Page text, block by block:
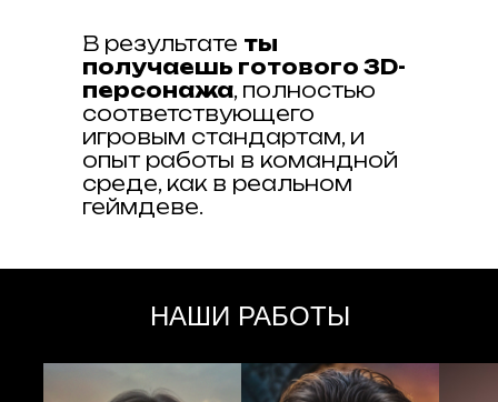
В результате ты
получаешь готового 3D-
персонажа, полностью
соответствующего
игровым стандартам, и
опыт работы в командной
среде, как в реальном
геймдеве.
НАШИ РАБОТЫ